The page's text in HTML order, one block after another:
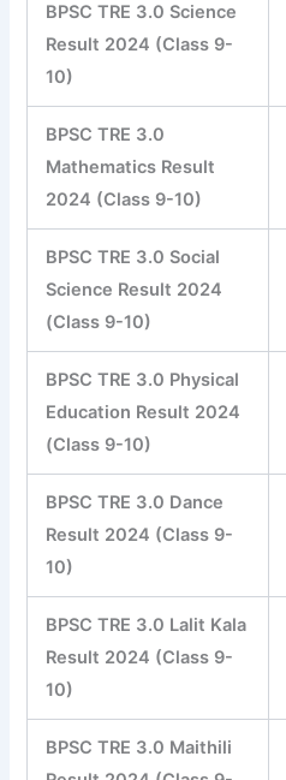
BPSC TRE 3.0 Science
Result 2024 (Class 9-
10)
BPSC TRE 3.0
Mathematics Result
2024 (Class 9-10)
BPSC TRE 3.0 Social
Science Result 2024
(Class 9-10)
BPSC TRE 3.0 Physical
Education Result 2024
(Class 9-10)
BPSC TRE 3.0 Dance
Result 2024 (Class 9-
10)
BPSC TRE 3.0 Lalit Kala
Result 2024 (Class 9-
10)
BPSC TRE 3.0 Maithili